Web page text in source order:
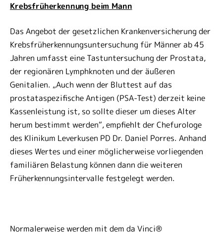
Krebsfrüherkennung beim Mann
Das Angebot der gesetzlichen Krankenversicherung der
Krebsfrüherkennungsuntersuchung für Männer ab 45
Jahren umfasst eine Tastuntersuchung der Prostata,
der regionären Lymphknoten und der äußeren
Genitalien. „Auch wenn der Bluttest auf das
prostataspezifische Antigen (PSA-Test) derzeit keine
Kassenleistung ist, so sollte dieser um dieses Alter
herum bestimmt werden“, empfiehlt der Chefurologe
des Klinikum Leverkusen PD Dr. Daniel Porres. Anhand
dieses Wertes und einer möglicherweise vorliegenden
familiären Belastung können dann die weiteren
Früherkennungsintervalle festgelegt werden.
Normalerweise werden mit dem da Vinci®